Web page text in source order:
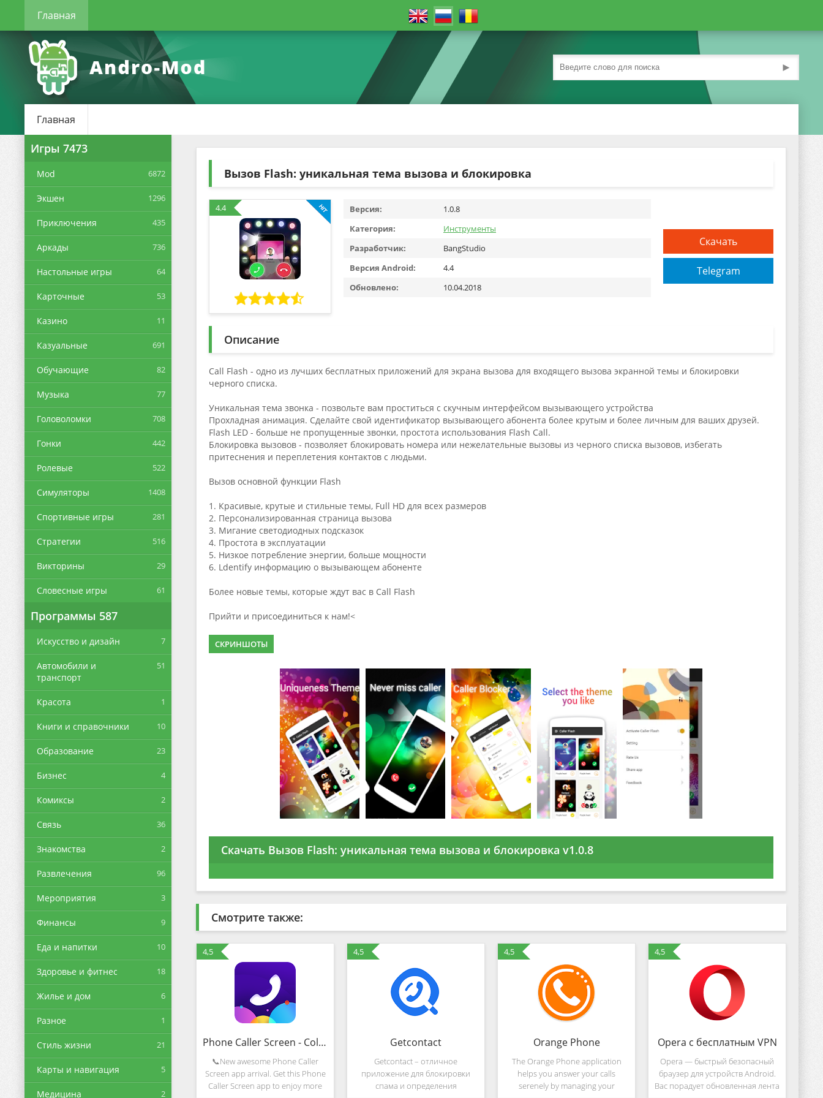
Главная
►
Главная
Игры 7473
Mod 6872
Экшен 1296
Приключения 435
Аркады 736
Настольные игры 64
Карточные 53
Казино 11
Казуальные 691
Обучающие 82
Музыка 77
Головоломки 708
Гонки 442
Ролевые 522
Симуляторы 1408
Спортивные игры 281
Стратегии 516
Викторины 29
Словесные игры 61
Программы 587
Искусство и дизайн 7
Автомобили и
транспорт
51
Красота 1
Книги и справочники 10
Образование 23
Бизнес 4
Комиксы 2
Связь 36
Знакомства 2
Развлечения 96
Мероприятия 3
Финансы 9
Еда и напитки 10
Здоровье и фитнес 18
Жилье и дом 6
Разное 1
Стиль жизни 21
Карты и навигация 5
Медицина 2
Вызов Flash: уникальная тема вызова и блокировка
4.4
Скачать
Telegram
Версия:
1.0.8
Категория:
Инструменты
Разработчик:
BangStudio
Версия Android:
4.4
Обновлено:
10.04.2018
Описание
Call Flash - одно из лучших бесплатных приложений для экрана вызова для входящего вызова экранной темы и блокировки
черного списка.
Уникальная тема звонка - позвольте вам проститься с скучным интерфейсом вызывающего устройства
Прохладная анимация. Сделайте свой идентификатор вызывающего абонента более крутым и более личным для ваших друзей.
Flash LED - больше не пропущенные звонки, простота использования Flash Call.
Блокировка вызовов - позволяет блокировать номера или нежелательные вызовы из черного списка вызовов, избегать
притеснения и переплетения контактов с людьми.
Вызов основной функции Flash
1. Красивые, крутые и стильные темы, Full HD для всех размеров
2. Персонализированная страница вызова
3. Мигание светодиодных подсказок
4. Простота в эксплуатации
5. Низкое потребление энергии, больше мощности
6. Ldentify информацию о вызывающем абоненте
Более новые темы, которые ждут вас в Call Flash
Прийти и присоединиться к нам!<
СКРИНШОТЫ
Скачать Вызов Flash: уникальная тема вызова и блокировка v1.0.8
Смотрите также:
4,5
Phone Caller Screen - Color Call Flash Theme
📞New awesome Phone Caller
Screen app arrival. Get this Phone
Caller Screen app to enjoy more
4,5
Getcontact
Getcontact – отличное
приложение для блокировки
спама и определения
4,5
Orange Phone
The Orange Phone application
helps you answer your calls
serenely by managing your
4,5
Opera с бесплатным VPN
Opera — быстрый безопасный
браузер для устройств Android.
Вас порадует обновленная лента